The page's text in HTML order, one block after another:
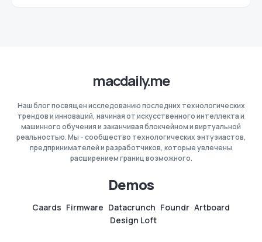
macdaily.me
Наш блог посвящен исследованию последних технологических
трендов и инноваций, начиная от искусственного интеллекта и
машинного обучения и заканчивая блокчейном и виртуальной
реальностью. Мы - сообщество технологических энтузиастов,
предпринимателей и разработчиков, которые увлечены
расширением границ возможного.
Demos
Caards Firmware Datacrunch Foundr Artboard
Design Loft